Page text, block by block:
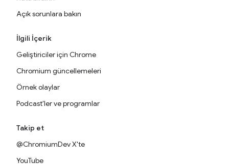
Açık sorunlara bakın
İlgili İçerik
Geliştiriciler için Chrome
Chromium güncellemeleri
Örnek olaylar
Podcast'ler ve programlar
Takip et
@ChromiumDev X'te
YouTube